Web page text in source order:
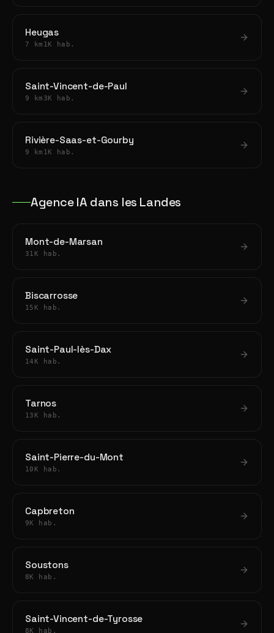
Heugas
7 km 1K hab.
Saint-Vincent-de-Paul
9 km 3K hab.
Rivière-Saas-et-Gourby
9 km 1K hab.
Agence IA dans les Landes
Mont-de-Marsan
31K hab.
Biscarrosse
15K hab.
Saint-Paul-lès-Dax
14K hab.
Tarnos
13K hab.
Saint-Pierre-du-Mont
10K hab.
Capbreton
9K hab.
Soustons
8K hab.
Saint-Vincent-de-Tyrosse
8K hab.